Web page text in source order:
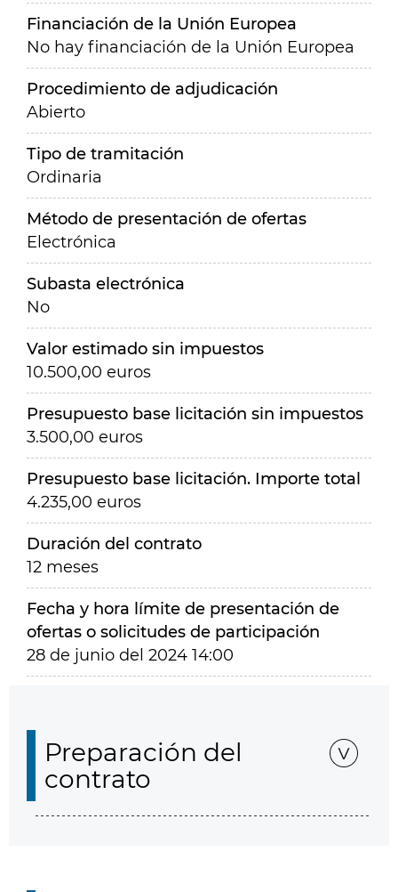
Financiación de la Unión Europea
No hay financiación de la Unión Europea
Procedimiento de adjudicación
Abierto
Tipo de tramitación
Ordinaria
Método de presentación de ofertas
Electrónica
Subasta electrónica
No
Valor estimado sin impuestos
10.500,00 euros
Presupuesto base licitación sin impuestos
3.500,00 euros
Presupuesto base licitación. Importe total
4.235,00 euros
Duración del contrato
12 meses
Fecha y hora límite de presentación de
ofertas o solicitudes de participación
28 de junio del 2024 14:00
Preparación del
contrato